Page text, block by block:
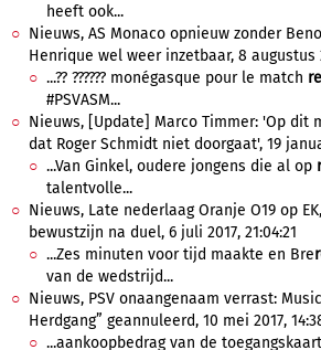
heeft ook...
Nieuws, AS Monaco opnieuw zonder
Henrique wel weer inzetbaar, 8 augustus
...?? ?????? monégasque pour le match
#PSVASM...
Nieuws, [Update] Marco Timmer: 'Op dit
dat Roger Schmidt niet doorgaat', 19
...Van Ginkel, oudere jongens die al op
talentvolle...
Nieuws, Late nederlaag Oranje O19 op
bewustzijn na duel, 6 juli 2017, 21:04:21
...Zes minuten voor tijd maakte en Bre
van de wedstrijd...
Nieuws, PSV onaangenaam verrast:
Herdgang” geannuleerd, 10 mei 2017,
...aankoopbedrag van de